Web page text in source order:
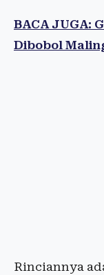
BACA JUGA:
Dibobol
Rinciannya